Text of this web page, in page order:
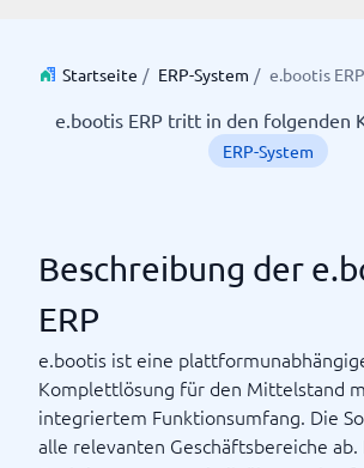
Startseite / ERP-System / e.bootis ERP
e.bootis ERP tritt in den folgenden
ERP-System
Beschreibung der
ERP
e.bootis ist eine
Komplettlösung für den Mittelstand
integriertem Funktionsumfang. Die
alle relevanten Geschäftsbereiche